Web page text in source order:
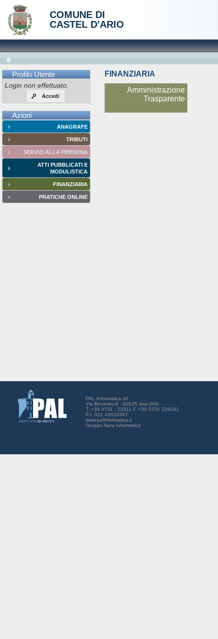
COMUNE DI
CASTEL D'ARIO
Profilo Utente
Login non effettuato.
Accedi
Azioni
ANAGRAFE
TRIBUTI
SERVIZI ALLA PERSONA
ATTI PUBBLICATI E
MODULISTICA
FINANZIARIA
PRATICHE ONLINE
FINANZIARIA
Amministrazione
Trasparente
PAL Informatica srl
Via Brodolini,6 - 60035 Jesi (AN)
T. +39 0731 - 22911 F. +39 0731 229191
P.I. 021 43010367
www.palinformatica.it
Gruppo Apra Informatica